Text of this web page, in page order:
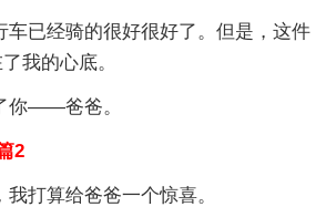
车已经骑的很好很好了。但是，这件
我的心底。
你——爸爸。
2
打算给爸爸一个惊喜。